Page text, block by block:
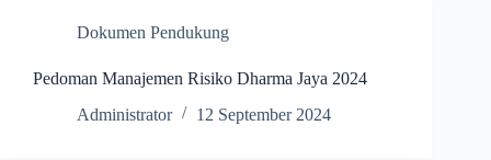
Dokumen Pendukung
Pedoman Manajemen Risiko Dharma Jaya 2024
Administrator
12 September 2024